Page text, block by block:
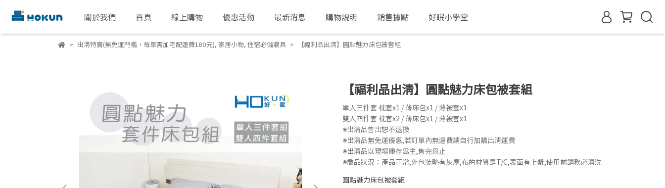
關於我們 首頁 線上購物 優惠活動 最新消息 購物說明 銷售據點 好眠小學堂
出清特賣(無免運門檻，每單需加宅配運費180元), 家居小物, 住宿必備寢具 【福利品出清】圓點魅力床包被套組
【福利品出清】圓點魅力床包被套組
單人三件套 枕套x1 / 薄床包x1 / 薄被套x1
雙人四件套 枕套x2 / 薄床包x1 / 薄被套x1
◉出清品售出恕不退換
◉出清品無免運優惠,若訂單內無運費請自行加購出清運費
◉出清品以現場庫存為主,售完為止
◉商品狀況：產品正常,外包裝略有灰塵,布的材質是T/C,表面有上漿,使用前請務必清洗
圓點魅力床包被套組